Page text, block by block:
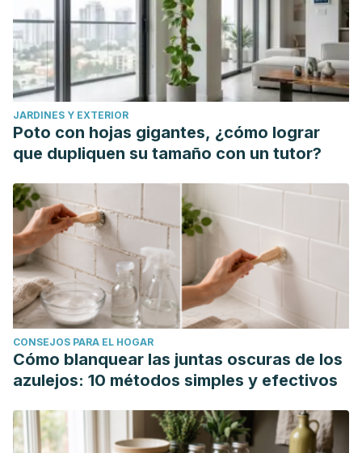
Khazaei H, Subedi M, Nickerson M, Martínez-Villaluenga C,
Frias J, Vandenberg A. Seed Protein of Lentils: Current
Status, Progress, and Food Applications.
Alimentos. 2019; 8
(9): 391. Publicado el 4 de septiembre de 2019. Doi:
10.3390 / foods8090391
Czeizel AE, Dudás I, Vereczkey A, Bánhidy F. Folate
deficiency and folic acid supplementation: the prevention
of neural-tube defects and congenital heart
defects.
Nutrients
. 2013;5(11):4760-4775. Published 2013
Nov 21. doi:10.3390/nu5114760
Chen K, Gao C, Han X, Li D, Wang H, Lu F. Co-fermentation
of lentils using lactic acid bacteria and Bacillus subtilis natto
increases functional and antioxidant components. J Food
Sci. 2020 Sep 16. doi: 10.1111/1750-3841.15349. Epub ahead
of print. PMID: 32964467.
Aslani Z, Mirmiran P, Alipur B, Bahadoran Z, Abbassalizade
Farhangi M. Lentil Sprouts Effect On Serum Lipids of
Overweight and Obese Patients with Type 2 Diabetes.
Health Promot Perspect. 2015 Oct 25;5(3):215-24. doi:
10.15171/hpp.2015.026. PMID: 26634200; PMCID:
JARDINES Y EXTERIOR
Poto con hojas gigantes, ¿cómo lograr
que dupliquen su tamaño con un tutor?
CONSEJOS PARA EL HOGAR
Cómo blanquear las juntas oscuras de los
azulejos: 10 métodos simples y efectivos